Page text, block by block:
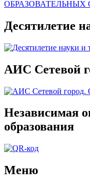
Десятилетие
АИС Сетевой
Независимая
образования
Меню